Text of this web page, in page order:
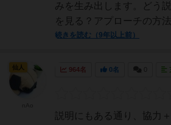
みを生み出します。どう
を見る？アプローチの方
続きを読む（9年以上前）
964名 0名
説明にもある通り、協力
仙人